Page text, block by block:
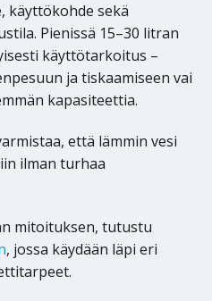
käyttökohde sekä
Pienissä 15–30 litran
käyttötarkoitus –
ja tiskaamiseen vai
kapasiteettia.
että lämmin vesi
ilman turhaa
mitoituksen, tutustu
, jossa käydään läpi eri